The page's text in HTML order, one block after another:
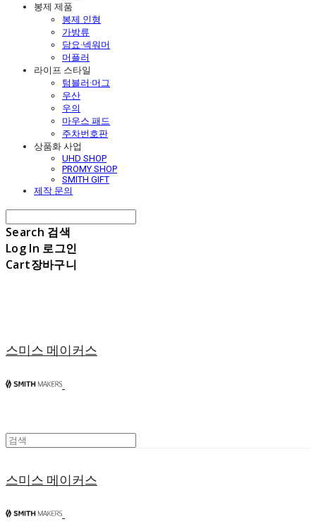
봉제 제품
봉제 인형
가방류
담요·넥워머
머플러
라이프 스타일
텀블러·머그
우산
우의
마우스 패드
주차번호판
상품화 사업
UHD SHOP
PROMY SHOP
SMITH GIFT
제작 문의
Search 검색
Log In 로그인
Cart장바구니
스미스 메이커스
스미스 메이커스